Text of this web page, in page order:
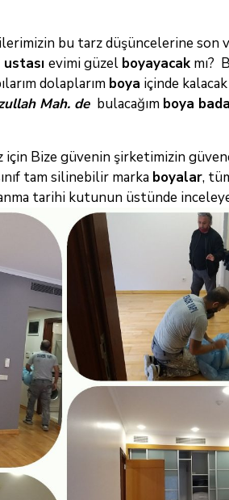
bu tarz düşüncelerine son
evimi güzel boyayacak mı?
dolaplarım boya içinde
Mah. de bulacağım boya
için Bize güvenin şirketimizin
tam silinebilir marka boyalar,
tarihi kutunun üstünde